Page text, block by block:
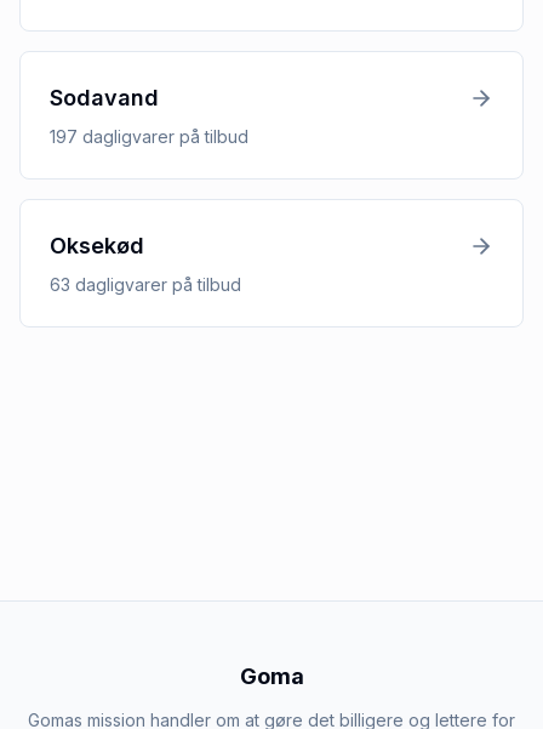
Sodavand
197 dagligvarer på tilbud
Oksekød
63 dagligvarer på tilbud
Goma
Gomas mission handler om at gøre det billigere og lettere for